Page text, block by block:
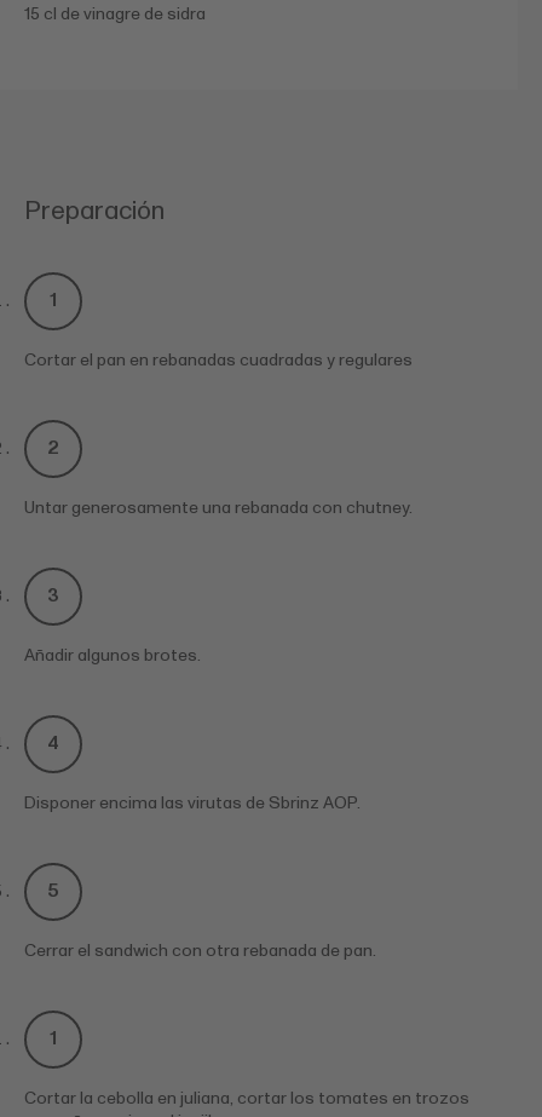
15 cl de vinagre de sidra
Preparación
Cortar el pan en rebanadas cuadradas y regulares
Untar generosamente una rebanada con chutney.
Añadir algunos brotes.
Disponer encima las virutas de Sbrinz AOP.
Cerrar el sandwich con otra rebanada de pan.
Cortar la cebolla en juliana, cortar los tomates en trozos